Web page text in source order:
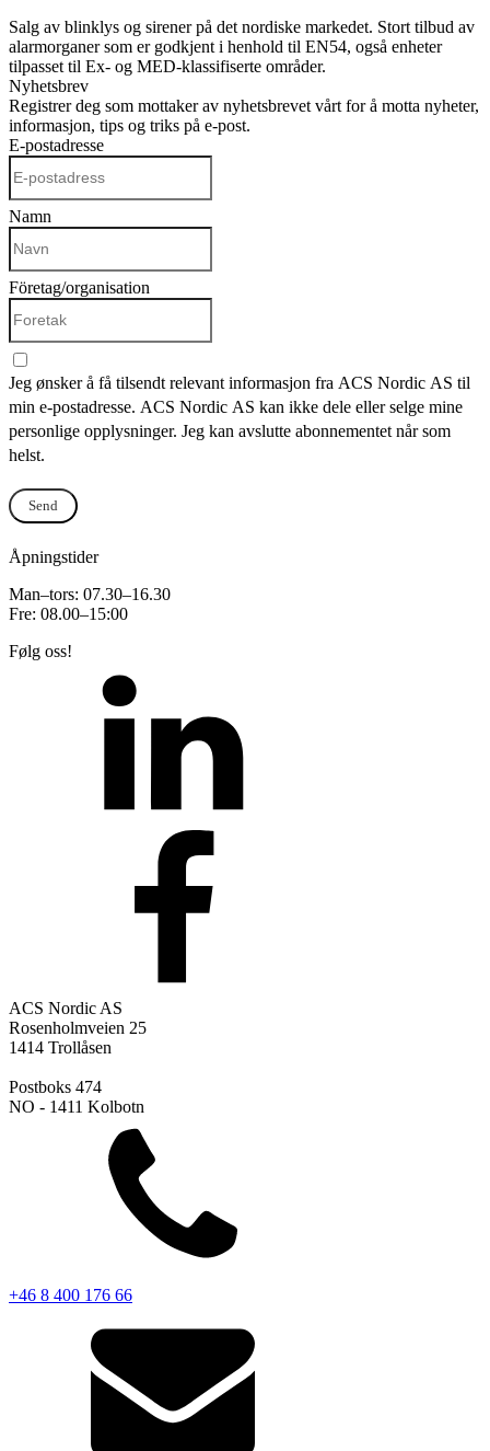
Salg av blinklys og sirener på det nordiske markedet. Stort tilbud av
alarmorganer som er godkjent i henhold til EN54, også enheter
tilpasset til Ex- og MED-klassifiserte områder.
Nyhetsbrev
Registrer deg som mottaker av nyhetsbrevet vårt for å motta nyheter,
informasjon, tips og triks på e-post.
E-postadresse
Namn
Företag/organisation
Jeg ønsker å få tilsendt relevant informasjon fra ACS Nordic AS til
min e-postadresse. ACS Nordic AS kan ikke dele eller selge mine
personlige opplysninger. Jeg kan avslutte abonnementet når som
helst.
Send
Åpningstider
Man–tors: 07.30–16.30
Fre: 08.00–15:00
Følg oss!
ACS Nordic AS
Rosenholmveien 25
1414 Trollåsen
Postboks 474
NO - 1411 Kolbotn
+46 8 400 176 66